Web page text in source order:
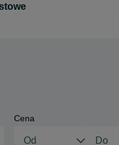
Cena